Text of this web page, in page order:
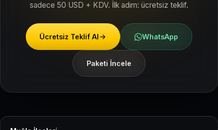
sadece 50 USD + KDV. İlk adım: ücretsiz teklif.
Ücretsiz Teklif Al WhatsApp
Paketi İncele